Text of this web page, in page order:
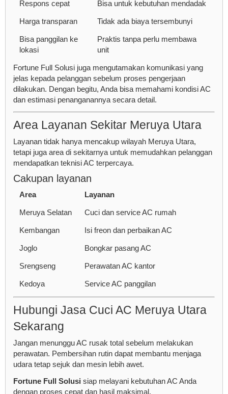
Respons cepat Bisa untuk kebutuhan mendadak
Harga transparan Tidak ada biaya tersembunyi
Bisa panggilan ke
lokasi
Praktis tanpa perlu membawa
unit
Fortune Full Solusi juga mengutamakan komunikasi yang
jelas kepada pelanggan sebelum proses pengerjaan
dilakukan. Dengan begitu, Anda bisa memahami kondisi AC
dan estimasi penanganannya secara detail.
Area Layanan Sekitar Meruya Utara
Layanan tidak hanya mencakup wilayah Meruya Utara,
tetapi juga area di sekitarnya untuk memudahkan pelanggan
mendapatkan teknisi AC terpercaya.
Cakupan layanan
Area Layanan
Meruya Selatan Cuci dan service AC rumah
Kembangan Isi freon dan perbaikan AC
Joglo Bongkar pasang AC
Srengseng Perawatan AC kantor
Kedoya Service AC panggilan
Hubungi Jasa Cuci AC Meruya Utara
Sekarang
Jangan menunggu AC rusak total sebelum melakukan
perawatan. Pembersihan rutin dapat membantu menjaga
udara tetap sejuk dan mesin lebih awet.
Fortune Full Solusi siap melayani kebutuhan AC Anda
dengan proses cepat dan hasil maksimal.